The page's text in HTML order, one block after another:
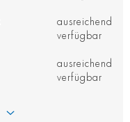
ausreichend
verfügbar
ausreichend
verfügbar